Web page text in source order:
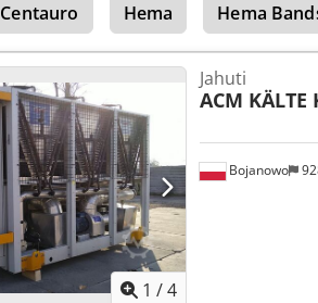
Centauro Hema Hema
1 /4
Bojanowo
Jahuti
ACM KÄLTE